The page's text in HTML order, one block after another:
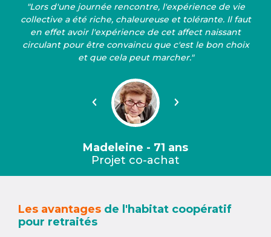
"Lors d'une journée rencontre, l'expérience de vie
collective a été riche, chaleureuse et tolérante. Il faut
en effet avoir l'expérience de cet affect naissant
circulant pour être convaincu que c'est le bon choix
et que cela peut marcher."
Précédent Suivant
Madeleine - 71 ans
Projet co-achat
Les avantages de l'habitat coopératif
pour retraités